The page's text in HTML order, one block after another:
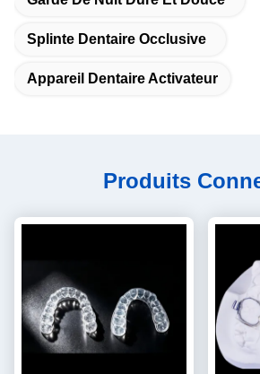
Splinte Dentaire Occlusive
Appareil Dentaire Activateur
Produits